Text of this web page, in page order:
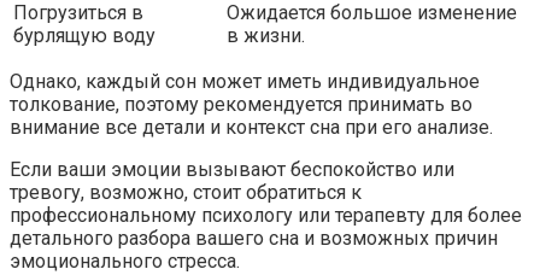
Погрузиться в
бурлящую воду
Ожидается большое изменение
в жизни.
Однако, каждый сон может иметь индивидуальное
толкование, поэтому рекомендуется принимать во
внимание все детали и контекст сна при его анализе.
Если ваши эмоции вызывают беспокойство или
тревогу, возможно, стоит обратиться к
профессиональному психологу или терапевту для более
детального разбора вашего сна и возможных причин
эмоционального стресса.